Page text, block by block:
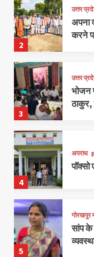
2
उत्तर
अपना
करने
3
उत्तर
भोजन
ठाकुर,
4
अपराध
5
गोरखपुर
सांप के